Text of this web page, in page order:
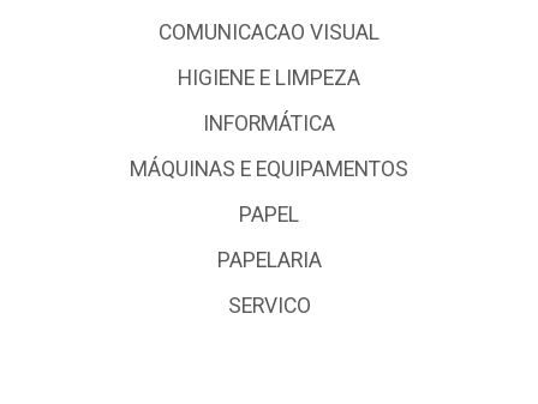
COMUNICACAO VISUAL
HIGIENE E LIMPEZA
INFORMÁTICA
MÁQUINAS E EQUIPAMENTOS
PAPEL
PAPELARIA
SERVICO